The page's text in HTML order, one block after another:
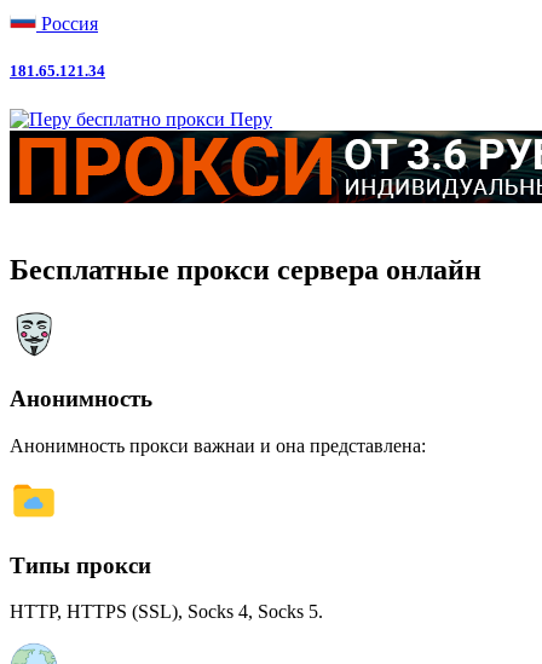
Россия
181.65.121.34
Перу
Бесплатные прокси сервера онлайн
Анонимность
Анонимность прокси важнаи и она представлена:
Типы прокси
HTTP, HTTPS (SSL), Socks 4, Socks 5.